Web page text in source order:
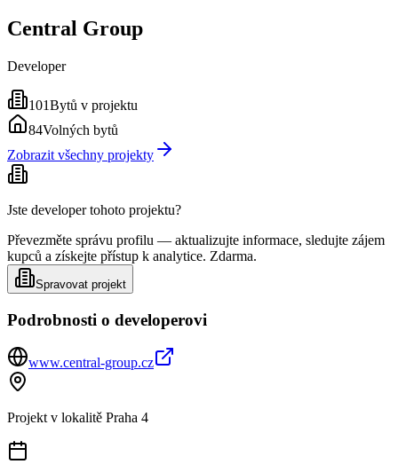
Central Group
Developer
101Bytů v projektu
84Volných bytů
Zobrazit všechny projekty
Jste developer tohoto projektu?
Převezměte správu profilu — aktualizujte informace, sledujte zájem
kupců a získejte přístup k analytice. Zdarma.
Spravovat projekt
Podrobnosti o developerovi
www.central-group.cz
Projekt v lokalitě Praha 4